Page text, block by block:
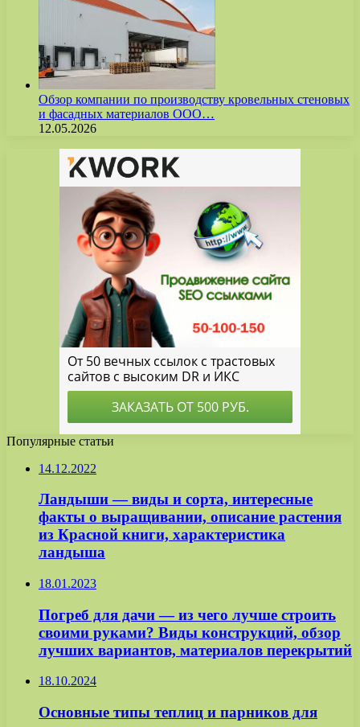
Обзор компании по производству кровельных стеновых
и фасадных материалов ООО…
12.05.2026
Популярные статьи
14.12.2022
Ландыши — виды и сорта, интересные
факты о выращивании, описание растения
из Красной книги, характеристика
ландыша
18.01.2023
Погреб для дачи — из чего лучше строить
своими руками? Виды конструкций, обзор
лучших вариантов, материалов перекрытий
18.10.2024
Основные типы теплиц и парников для